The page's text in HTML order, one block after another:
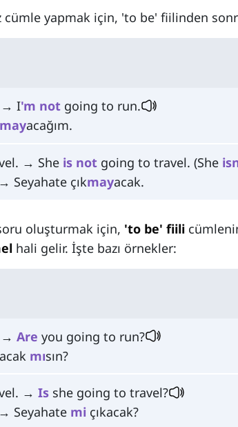
yapmak için, 'to be' fiilinden
→ I'm not going to run.
mayacağım.
→ She is not going to travel. (She
Seyahate çıkmayacak.
oluşturmak için, 'to be' fiili
hali gelir. İşte bazı örnekler:
→ Are you going to run?
mısın?
→ Is she going to travel?
Seyahate mi çıkacak?